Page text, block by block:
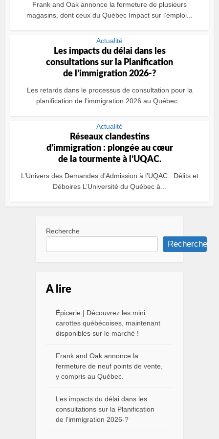
Frank and Oak annonce la fermeture de plusieurs
magasins, dont ceux du Québec Impact sur l’emploi...
Actualité
Les impacts du délai dans les
consultations sur la Planification
de l’immigration 2026-?
Les retards dans le processus de consultation pour la
planification de l’immigration 2026 au Québec...
Actualité
Réseaux clandestins
d’immigration : plongée au cœur
de la tourmente à l’UQAC.
L’Univers des Demandes d’Admission à l’UQAC : Délits et
Déboires L’Université du Québec à...
Recherche
Recherche
A lire
Épicerie | Découvrez les mini
carottes québécoises, maintenant
disponibles sur le marché !
Frank and Oak annonce la
fermeture de neuf points de vente,
y compris au Québec.
Les impacts du délai dans les
consultations sur la Planification
de l’immigration 2026-?